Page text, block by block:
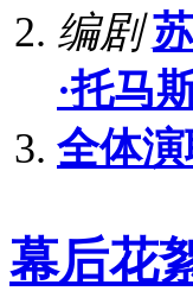
编剧
·托马
全体
幕后花